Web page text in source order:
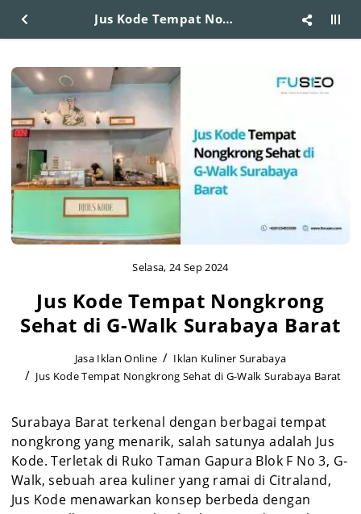
Jus Kode Tempat Nongkrong Sehat di G-Walk Surabaya Barat
Selasa, 24 Sep 2024
Jus Kode Tempat Nongkrong
Sehat di G-Walk Surabaya Barat
Jasa Iklan Online
Iklan Kuliner Surabaya
Jus Kode Tempat Nongkrong Sehat di G-Walk Surabaya Barat
Surabaya Barat terkenal dengan berbagai tempat
nongkrong yang menarik, salah satunya adalah Jus
Kode. Terletak di Ruko Taman Gapura Blok F No 3, G-
Walk, sebuah area kuliner yang ramai di Citraland,
Jus Kode menawarkan konsep berbeda dengan